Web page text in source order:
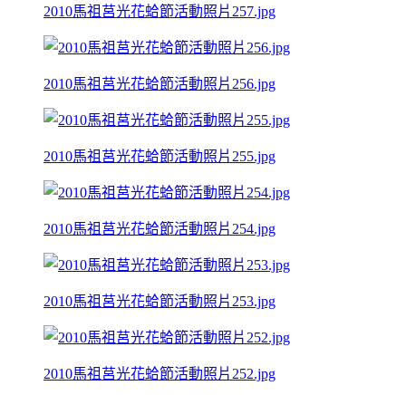
2010馬祖莒光花蛤節活動照片257.jpg
2010馬祖莒光花蛤節活動照片256.jpg
2010馬祖莒光花蛤節活動照片255.jpg
2010馬祖莒光花蛤節活動照片254.jpg
2010馬祖莒光花蛤節活動照片253.jpg
2010馬祖莒光花蛤節活動照片252.jpg